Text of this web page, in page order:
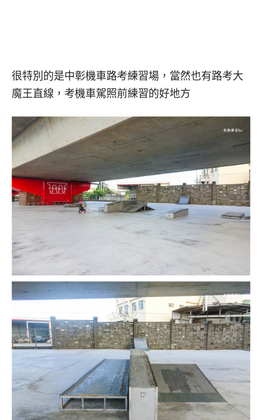
很特別的是中彰機車路考練習場，當然也有路考大
魔王直線，考機車駕照前練習的好地方